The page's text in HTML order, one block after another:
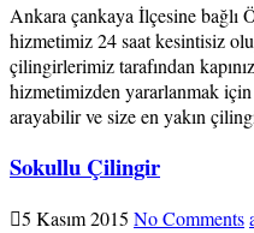
Ankara çankaya İlçesine bağlı
hizmetimiz 24 saat kesintisiz
çilingirlerimiz tarafından
hizmetimizden yararlanmak
arayabilir ve size en yakın
Sokullu Çilingir
5 Kasım 2015 No Comments